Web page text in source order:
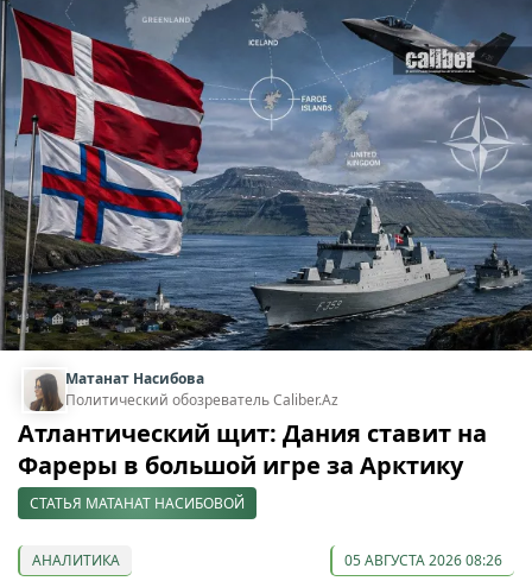
Матанат Насибова
Политический обозреватель Caliber.Az
Атлантический щит: Дания ставит на
Фареры в большой игре за Арктику
СТАТЬЯ МАТАНАТ НАСИБОВОЙ
АНАЛИТИКА 05 АВГУСТА 2026 08:26